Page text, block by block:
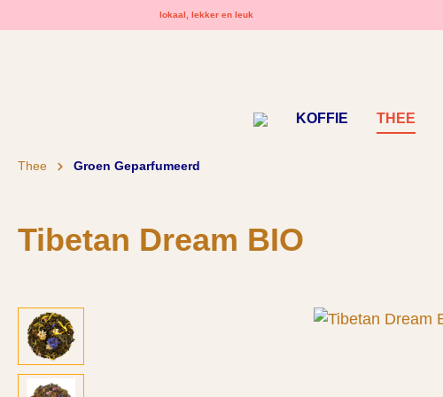
Ga naar de hoofdnavigatie
lokaal, lekker en leuk
KOFFIE THEE
Thee Groen Geparfumeerd
Tibetan Dream BIO
Afbeeldingengalerij overslaan